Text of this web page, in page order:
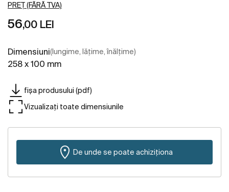
PREȚ (FĂRĂ TVA)
56,00 LEI
Dimensiuni(lungime, lățime, înălțime)
258 x 100 mm
fișa produsului (pdf)
Vizualizați toate dimensiunile
De unde se poate achiziționa